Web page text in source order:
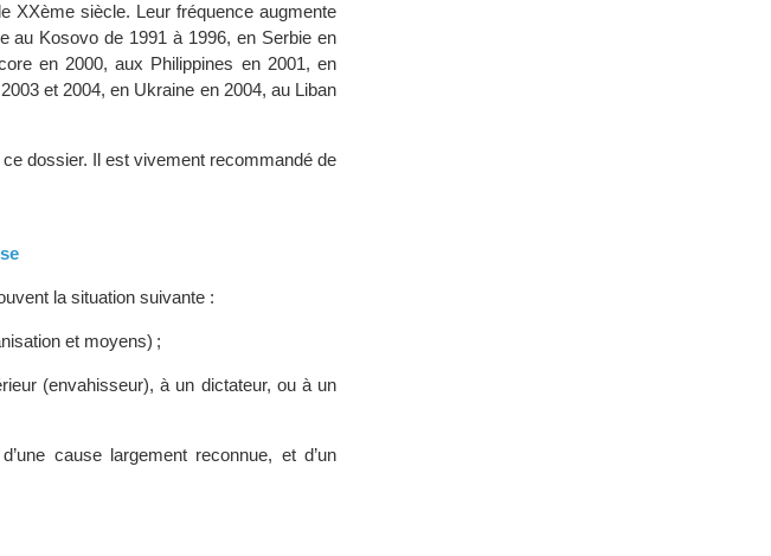
XXème siècle. Leur fréquence augmente
au Kosovo de 1991 à 1996, en Serbie en
en 2000, aux Philippines en 2001, en
et 2004, en Ukraine en 2004, au Liban
dossier. Il est vivement recommandé de
la situation suivante :
et moyens) ;
(envahisseur), à un dictateur, ou à un
cause largement reconnue, et d’un